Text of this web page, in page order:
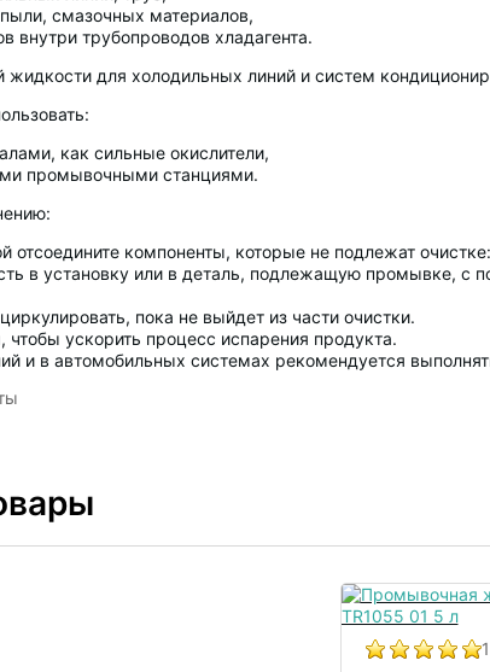
смазочных материалов,
внутри трубопроводов хладагента.
для холодильных линий и систем
как сильные окислители,
промывочными станциями.
отсоедините компоненты, которые не подлежат
в установку или в деталь, подлежащую промывке, с
пока не выйдет из части очистки.
чтобы ускорить процесс испарения продукта.
и в автомобильных системах рекомендуется